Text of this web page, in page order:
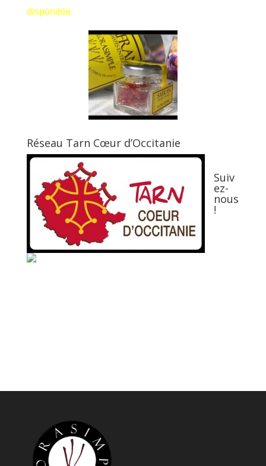
disponible.
Réseau Tarn Cœur d’Occitanie
Suiv
ez-
nous
!